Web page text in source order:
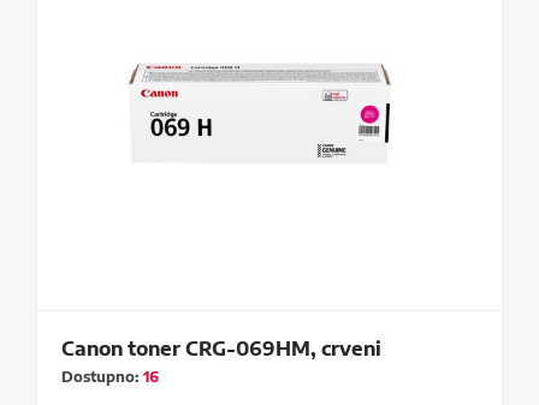
Canon toner CRG-069HM, crveni
Dostupno:16